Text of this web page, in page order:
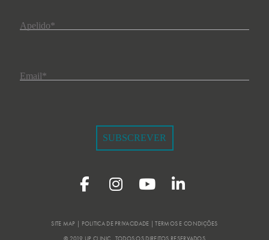
Apelido*
Email*
SUBSCREVER
SITE MAP | POLITICA DE PRIVACIDADE | TERMOS E CONDIÇÕES